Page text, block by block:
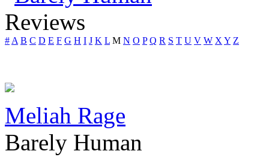
Reviews
# A B C D E F G H I J K L M N O P Q R S T U V W X Y Z
Meliah Rage
Barely Human